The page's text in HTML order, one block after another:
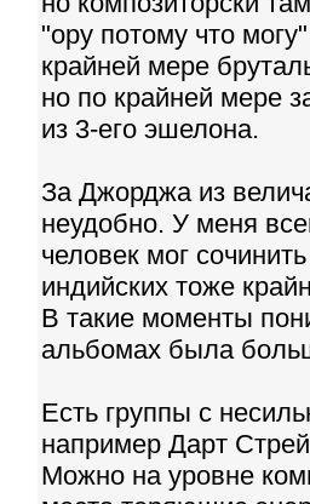
"ору потому что
крайней мере
но по крайней мере
из 3-его эшелона.
За Джорджа из
неудобно. У меня
человек мог
индийских тоже
В такие моменты
альбомах была
Есть группы с
например Дарт
Можно на уровне